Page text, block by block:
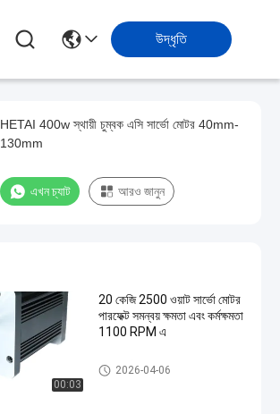
উদ্ধৃতি
HETAI 400w স্থায়ী চুম্বক এসি সার্ভো মোটর 40mm-
130mm
এখন চ্যাট আরও জানুন
00:03
20 কেজি 2500 ওয়াট সার্ভো মোটর
পারফেক্ট সমন্বয় ক্ষমতা এবং কর্মক্ষমতা
1100 RPM এ
এসি সার্ভো মোটর
2026-04-06